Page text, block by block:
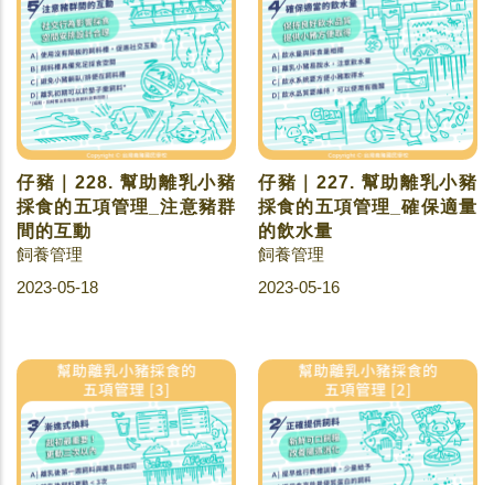
仔豬｜228. 幫助離乳小豬
採食的五項管理_注意豬群
間的互動
飼養管理
2023-05-18
仔豬｜227. 幫助離乳小豬
採食的五項管理_確保適量
的飲水量
飼養管理
2023-05-16